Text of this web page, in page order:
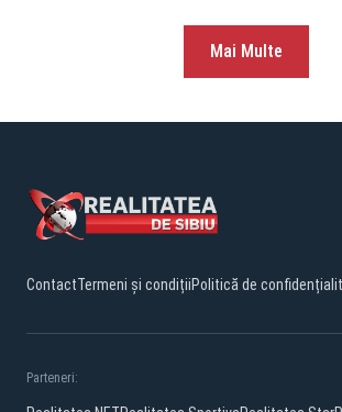
Mai Multe
ContactTermeni și condițiiPolitică de
Parteneri: